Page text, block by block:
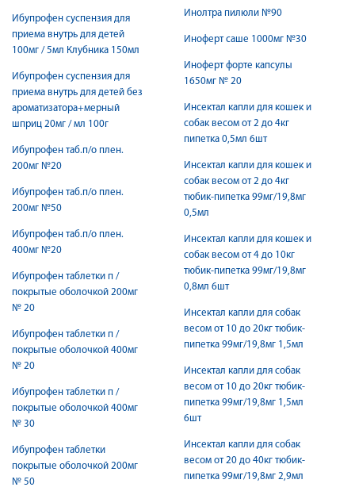
Ибупрофен суспензия для
приема внутрь для детей
100мг / 5мл Клубника 150мл
Ибупрофен суспензия для
приема внутрь для детей без
ароматизатора+мерный
шприц 20мг / мл 100г
Ибупрофен таб.п/о плен.
200мг №20
Ибупрофен таб.п/о плен.
200мг №50
Ибупрофен таб.п/о плен.
400мг №20
Ибупрофен таблетки п /
покрытые оболочкой 200мг
№ 20
Ибупрофен таблетки п /
покрытые оболочкой 400мг
№ 20
Ибупрофен таблетки п /
покрытые оболочкой 400мг
№ 30
Ибупрофен таблетки
покрытые оболочкой 200мг
№ 50
Инолтра пилюли №90
Иноферт саше 1000мг №30
Иноферт форте капсулы
1650мг № 20
Инсектал капли для кошек и
собак весом от 2 до 4кг
пипетка 0,5мл 6шт
Инсектал капли для кошек и
собак весом от 2 до 4кг
тюбик-пипетка 99мг/19,8мг
0,5мл
Инсектал капли для кошек и
собак весом от 4 до 10кг
тюбик-пипетка 99мг/19,8мг
0,8мл 6шт
Инсектал капли для собак
весом от 10 до 20кг тюбик-
пипетка 99мг/19,8мг 1,5мл
Инсектал капли для собак
весом от 10 до 20кг тюбик-
пипетка 99мг/19,8мг 1,5мл
6шт
Инсектал капли для собак
весом от 20 до 40кг тюбик-
пипетка 99мг/19,8мг 2,9мл